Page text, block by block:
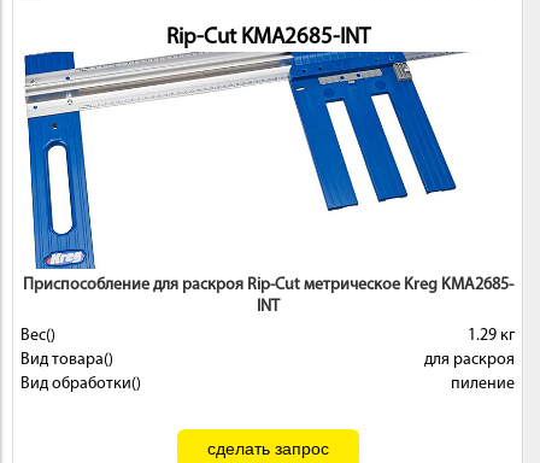
Rip-Cut KMA2685-INT
Приспособление для раскроя Rip-Cut метрическое Kreg KMA2685-
INT
Вес()
1.29 кг
Вид товара()
для раскроя
Вид обработки()
пиление